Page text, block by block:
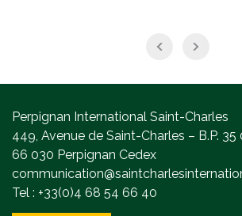
Perpignan International Saint-Charles
449, Avenue de Saint-Charles – B.P. 35
66 030 Perpignan Cedex
Tel : +33(0)4 68 54 66 40